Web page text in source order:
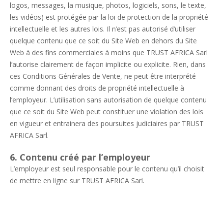
logos, messages, la musique, photos, logiciels, sons, le texte,
les vidéos) est protégée par la loi de protection de la propriété
intellectuelle et les autres lois. Il n’est pas autorisé d’utiliser
quelque contenu que ce soit du Site Web en dehors du Site
Web à des fins commerciales à moins que TRUST AFRICA Sarl
l’autorise clairement de façon implicite ou explicite. Rien, dans
ces Conditions Générales de Vente, ne peut être interprété
comme donnant des droits de propriété intellectuelle à
l’employeur. L’utilisation sans autorisation de quelque contenu
que ce soit du Site Web peut constituer une violation des lois
en vigueur et entrainera des poursuites judiciaires par TRUST
AFRICA Sarl.
6. Contenu créé par l’employeur
L’employeur est seul responsable pour le contenu qu’il choisit
de mettre en ligne sur TRUST AFRICA Sarl.